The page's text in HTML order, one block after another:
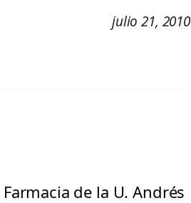
julio 21, 2010
de la U. Andrés